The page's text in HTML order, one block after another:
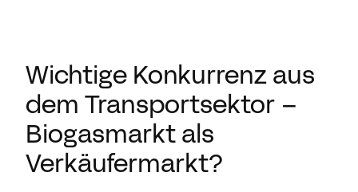
Wichtige Konkurrenz aus
dem Transportsektor –
Biogasmarkt als
Verkäufermarkt?